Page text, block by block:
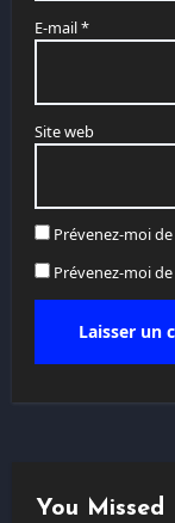
E-mail*
Site web
Prévenez-moi
Prévenez-moi
You Missed